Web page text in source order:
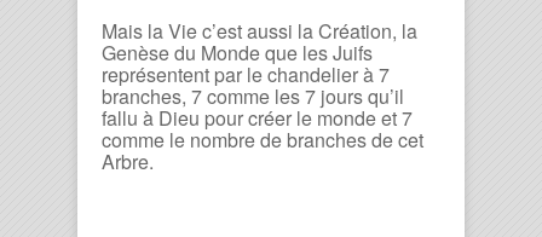
Mais la Vie c’est aussi la Création, la
Genèse du Monde que les Juifs
représentent par le chandelier à 7
branches, 7 comme les 7 jours qu’il
fallu à Dieu pour créer le monde et 7
comme le nombre de branches de cet
Arbre.